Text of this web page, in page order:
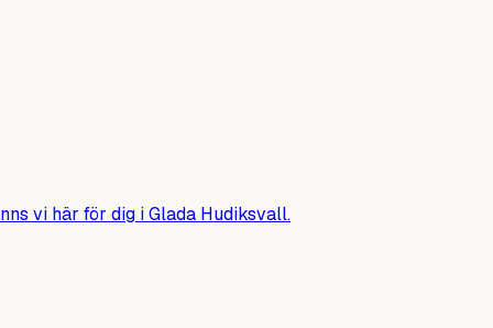
vi här för dig i Glada Hudiksvall.